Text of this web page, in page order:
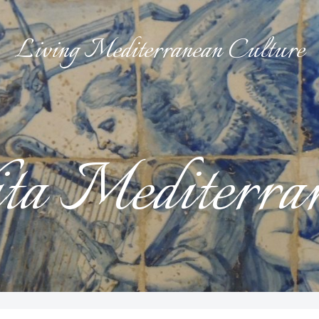
Living Mediterranean Culture